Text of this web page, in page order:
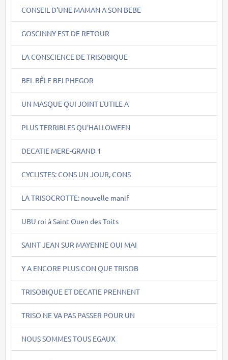
CONSEIL D'UNE MAMAN A SON BEBE
GOSCINNY EST DE RETOUR
LA CONSCIENCE DE TRISOBIQUE
BEL BÊLE BELPHEGOR
UN MASQUE QUI JOINT L'UTILE A
PLUS TERRIBLES QU'HALLOWEEN
DECATIE MERE-GRAND 1
CYCLISTES: CONS UN JOUR, CONS
LA TRISOCROTTE: nouvelle manif
UBU roi à Saint Ouen des Toits
SAINT JEAN SUR MAYENNE OUI MAI
Y A ENCORE PLUS CON QUE TRISOB
TRISOBIQUE ET DECATIE PRENNENT
TRISO NE VA PAS PASSER POUR UN
NOUS SOMMES TOUS EGAUX